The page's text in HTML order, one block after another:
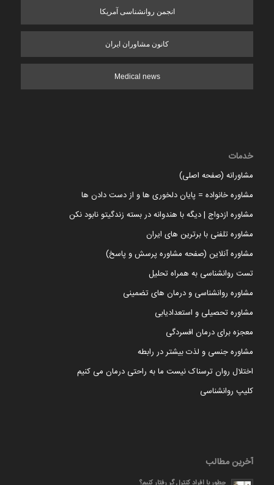
انجمن روانشناسی آمریکا
کانون مشاوران ایران
Medical news
خدمات
مشاورانه (صفحه اصلی)
مشاوره خانواده = پایان دلخوری ها و از دست دادن ها
مشاوره ازدواج | دیگه با هندوانه در بسته زندگیتو نابود نکن
مشاوره تلفنی با برترین های ایران
مشاوره آنلاین (صفحه مشاوره پرسش و پاسخ)
تست روانشناسی به همراه تحلیل
مشاوره روانشناسی و درمان های تضمینی
مشاوره تحصیلی و استعدادیابی
معجزه برای درمان افسردگی
مشاوره جنسی و لذت بیشتر در رابطه
اختلال روان ترسناک نیست ما به راحتی درمان می کنیم
کلیپ روانشناسی
آخرین مطالب